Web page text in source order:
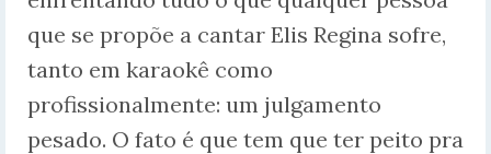
que se propõe a cantar Elis Regina sofre,
tanto em karaokê como
profissionalmente: um julgamento
pesado. O fato é que tem que ter peito pra